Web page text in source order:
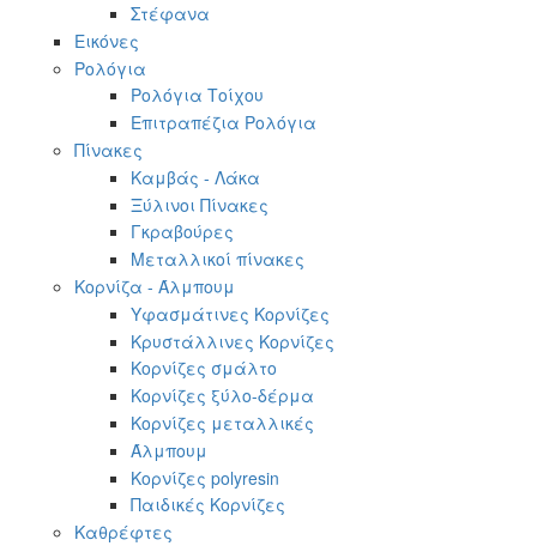
Στέφανα
Εικόνες
Ρολόγια
Ρολόγια Τοίχου
Επιτραπέζια Ρολόγια
Πίνακες
Καμβάς - Λάκα
Ξύλινοι Πίνακες
Γκραβούρες
Μεταλλικοί πίνακες
Κορνίζα - Άλμπουμ
Υφασμάτινες Κορνίζες
Κρυστάλλινες Κορνίζες
Κορνίζες σμάλτο
Κορνίζες ξύλο-δέρμα
Κορνίζες μεταλλικές
Άλμπουμ
Κορνίζες polyresin
Παιδικές Κορνίζες
Καθρέφτες